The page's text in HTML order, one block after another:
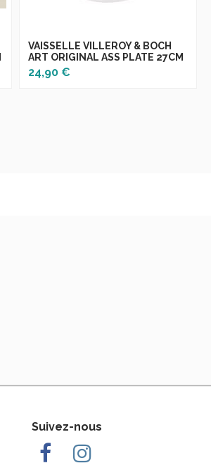
VAISSELLE VILLEROY & BOCH
ART ORIGINAL ASS PLATE 27CM
24,90 €
Suivez-nous